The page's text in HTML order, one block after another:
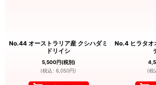
No.44 オーストラリア産 クシハダミ
ドリイシ
5,500円(税別)
(税込 : 6,050円)
No.4 ヒラタオ
(税